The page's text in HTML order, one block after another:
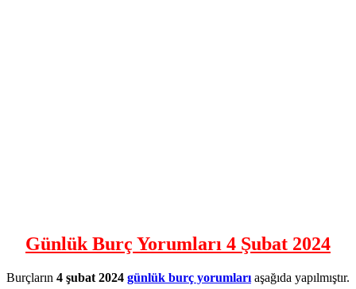
Günlük Burç Yorumları 4 Şubat 2024
Burçların 4 şubat 2024 günlük burç yorumları aşağıda yapılmıştır.